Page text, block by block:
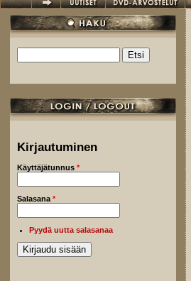
Hakulomake
Kirjautuminen
Käyttäjätunnus *
Salasana *
Pyydä uutta salasanaa